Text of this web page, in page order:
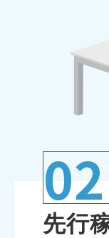
02
先行